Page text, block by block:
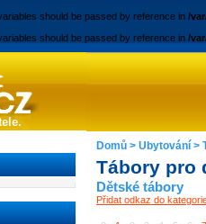
should be passed by reference in /
should be passed by reference in /
Domů > Ubytování >
Tábory pro
Dětské tábory
Přidat odkaz do